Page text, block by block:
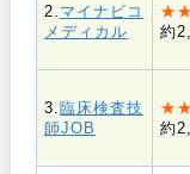
2. マイナビコ
メディカル
約
3.臨床検査技
師JOB
約